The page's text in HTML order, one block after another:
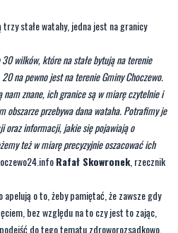
wilków, które na stałe bytują na terenie
na pewno jest na terenie Gminy Choczewo.
znane, ich granice są w miarę czytelnie i
przebywa dana wataha. Potrafimy je
oraz informacji, jakie się pojawiają o
też w miarę precyzyjnie oszacować ich
Rafał Skowronek, rzecznik
o to, żeby pamiętać, że zawsze gdy
bez względu na to czy jest to zając,
do tego tematu zdroworozsądkowo,
zwierząt, nie podchodzić i nie usiłować za
sygnały i informacje. Można